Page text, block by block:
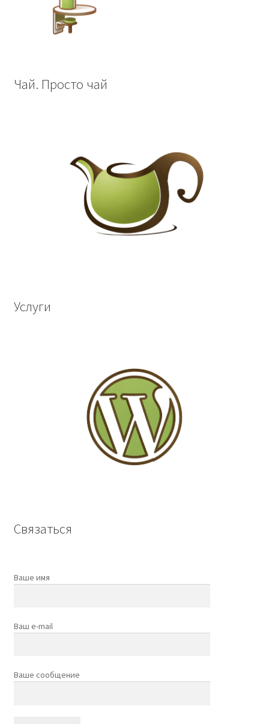
Чай. Просто чай
Услуги
Связаться
Ваше имя
Ваш e-mail
Ваше сообщение